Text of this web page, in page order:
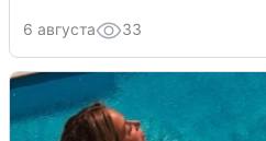
6 августа 33